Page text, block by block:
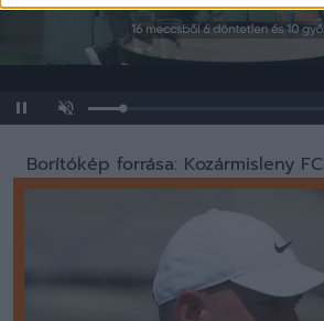
UnmuteLoaded
0%
Borítókép forrása: Kozármisleny FC